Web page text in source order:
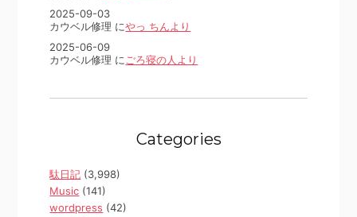
2025-09-03
カウベル修理 にやっ ちんより
2025-06-09
カウベル修理 に ごろ寝の人より
Categories
駄日記 (3,998)
Music (141)
wordpress (42)